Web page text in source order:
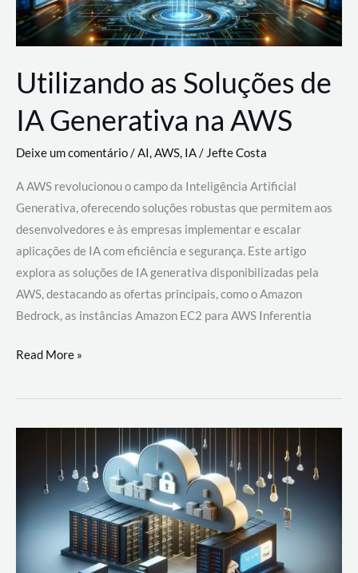
Utilizando as Soluções de
IA Generativa na AWS
Deixe um comentário/AI,AWS, IA/Jefte Costa
A AWS revolucionou o campo da Inteligência Artificial
Generativa, oferecendo soluções robustas que permitem aos
desenvolvedores e às empresas implementar e escalar
aplicações de IA com eficiência e segurança. Este artigo
explora as soluções de IA generativa disponibilizadas pela
AWS, destacando as ofertas principais, como o Amazon
Bedrock, as instâncias Amazon EC2 para AWS Inferentia
Utilizando
Soluções
AWS
Read More »